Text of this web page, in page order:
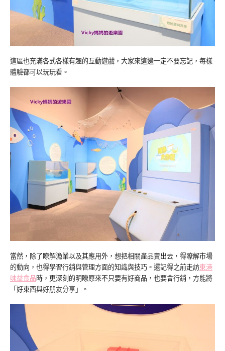
這區也充滿各式各樣有趣的互動遊戲，大家來這邊一定不要忘記，每樣
體驗都可以玩玩看。
當然，除了瞭解漁業以及其應用外，想把相關產品賣出去，得瞭解市場
的動向，也得學習行銷與管理方面的知識與技巧。還記得之前走訪東港
味益食品時，更深刻的明瞭原來不只要有好商品，也要會行銷，方能將
「好東西與好朋友分享」。